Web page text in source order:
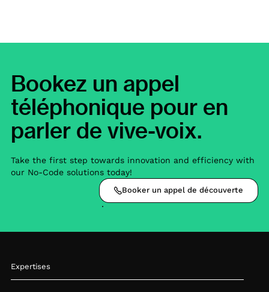
Bookez un appel
téléphonique pour en
parler de vive-voix.
Take the first step towards innovation and efficiency with
our No-Code solutions today!
Booker un appel de découverte
Expertises